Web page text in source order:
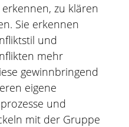
zu klären
Sie erkennen
und
mehr
gewinnbringend
eigene
und
mit der Gruppe